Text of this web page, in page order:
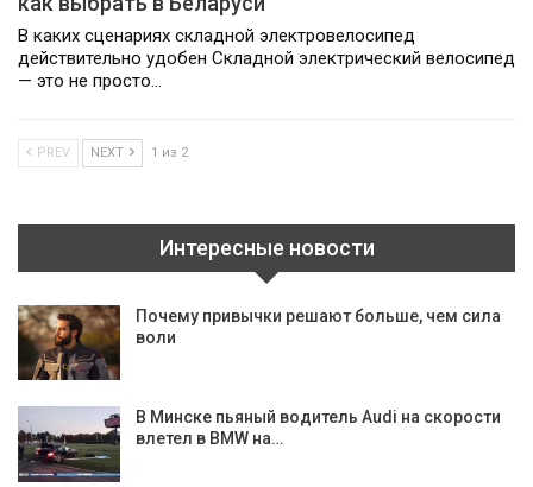
В каких сценариях складной электровелосипед
действительно удобен Складной электрический велосипед
— это не просто…
PREV NEXT 1 из 2
Интересные новости
Почему привычки решают больше, чем сила
воли
В Минске пьяный водитель Audi на скорости
влетел в BMW на…